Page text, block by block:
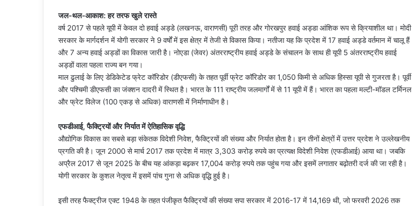
जल-थल-आकाश: हर तरफ खुले रास्ते
वर्ष 2017 से पहले यूपी में केवल दो हवाई अड्डे (लखनऊ, वाराणसी) पूरी तरह और गोरखपुर हवाई अड्डा आंशिक रूप से क्रियाशील था। मोदी
सरकार के मार्गदर्शन में योगी सरकार ने 9 वर्षों में इस क्षेत्र में तेजी से विकास किया। नतीजा यह कि प्रदेश में 17 हवाई अड्डे वर्तमान में चालू हैं
और 7 अन्य हवाई अड्डों का विकास जारी है। नोएडा (जेवर) अंतरराष्ट्रीय हवाई अड्डे के संचालन के साथ ही यूपी 5 अंतरराष्ट्रीय हवाई
अड्डों वाला पहला राज्य बन गया।
माल ढुलाई के लिए डेडिकेटेड फ्रेट कॉरिडोर (डीएफसी) के तहत पूर्वी फ्रेट कॉरिडोर का 1,050 किमी से अधिक हिस्सा यूपी से गुजरता है। पूर्वी
और पश्चिमी डीएफसी का जंक्शन दादरी में स्थित है। भारत के 111 राष्ट्रीय जलमार्गों में से 11 यूपी में हैं। भारत का पहला मल्टी-मॉडल टर्मिनल
और फ्रेट विलेज (100 एकड़ से अधिक) वाराणसी में निर्माणाधीन है।
एफडीआई, फैक्ट्रियों और निर्यात में ऐतिहासिक वृद्धि
औद्योगिक विकास का सबसे बड़ा संकेतक विदेशी निवेश, फैक्ट्रियों की संख्या और निर्यात होता है। इन तीनों क्षेत्रों में उत्तर प्रदेश ने उल्लेखनीय
प्रगति की है। जून 2000 से मार्च 2017 तक प्रदेश में मात्र 3,303 करोड़ रुपये का प्रत्यक्ष विदेशी निवेश (एफडीआई) आया था। जबकि
अप्रैल 2017 से जून 2025 के बीच यह आंकड़ा बढ़कर 17,004 करोड़ रुपये तक पहुंच गया और इसमें लगातार बढ़ोतरी दर्ज की जा रही है।
योगी सरकार के कुशल नेतृत्व में इसमें पांच गुना से अधिक वृद्धि हुई है।
इसी तरह फैक्ट्रीज एक्ट 1948 के तहत पंजीकृत फैक्ट्रियों की संख्या सपा सरकार में 2016-17 में 14,169 थी, जो फरवरी 2026 तक